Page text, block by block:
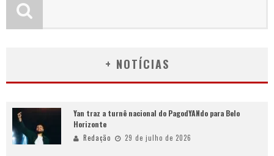
+ NOTÍCIAS
Yan traz a turnê nacional do PagodYANdo para Belo
Horizonte
Redação 29 de julho de 2026